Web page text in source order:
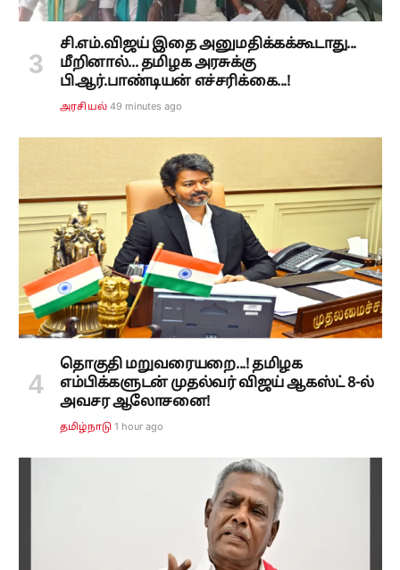
சி.எம்.விஜய் இதை அனுமதிக்கக்கூடாது...
மீறினால்... தமிழக அரசுக்கு
பி.ஆர்.பாண்டியன் எச்சரிக்கை...!
அரசியல் 49 minutes ago
தொகுதி மறுவரையறை...! தமிழக
எம்பிக்களுடன் முதல்வர் விஜய் ஆகஸ்ட் 8-ல்
அவசர ஆலோசனை!
தமிழ்நாடு 1 hour ago